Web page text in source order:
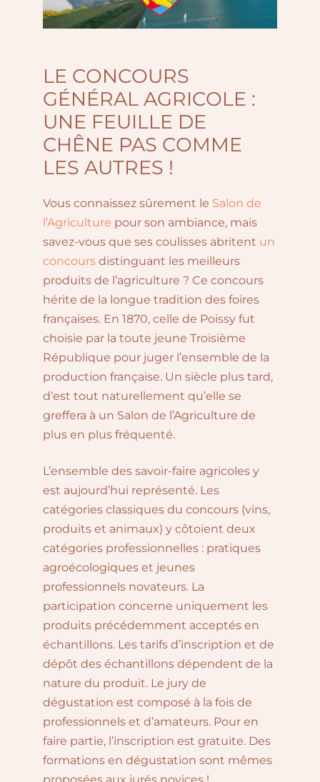
LE CONCOURS
GÉNÉRAL AGRICOLE :
UNE FEUILLE DE
CHÊNE PAS COMME
LES AUTRES !
Vous connaissez sûrement le Salon de
l’Agriculture pour son ambiance, mais
savez-vous que ses coulisses abritent un
concours distinguant les meilleurs
produits de l’agriculture ? Ce concours
hérite de la longue tradition des foires
françaises. En 1870, celle de Poissy fut
choisie par la toute jeune Troisième
République pour juger l’ensemble de la
production française. Un siècle plus tard,
d’est tout naturellement qu’elle se
greffera à un Salon de l’Agriculture de
plus en plus fréquenté.
L’ensemble des savoir-faire agricoles y
est aujourd’hui représenté. Les
catégories classiques du concours (vins,
produits et animaux) y côtoient deux
catégories professionnelles : pratiques
agroécologiques et jeunes
professionnels novateurs. La
participation concerne uniquement les
produits précédemment acceptés en
échantillons. Les tarifs d’inscription et de
dépôt des échantillons dépendent de la
nature du produit. Le jury de
dégustation est composé à la fois de
professionnels et d’amateurs. Pour en
faire partie, l’inscription est gratuite. Des
formations en dégustation sont mêmes
proposées aux jurés novices !